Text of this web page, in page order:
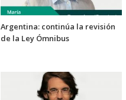
Argentina: continúa la revisión
de la Ley Ómnibus